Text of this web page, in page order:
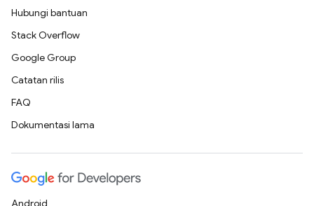
Hubungi bantuan
Stack Overflow
Google Group
Catatan rilis
FAQ
Dokumentasi lama
Android